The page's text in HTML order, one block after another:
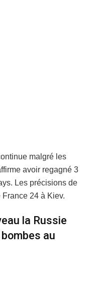
malgré les
avoir regagné 3
Les précisions de
24 à Kiev.
la Russie
au